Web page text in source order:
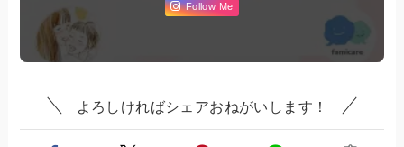
Follow Me
よろしければシェアおねがいします！